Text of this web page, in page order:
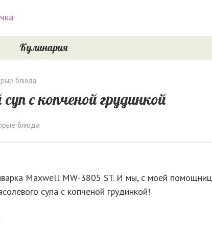
Кулинария
блюда
с копченой грудинкой
блюда
Maxwell MW-3805 ST. И мы, с моей
супа с копченой грудинкой!